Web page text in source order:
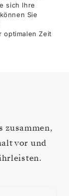
sich Ihre
Sie
optimalen Zeit
zusammen,
vor und